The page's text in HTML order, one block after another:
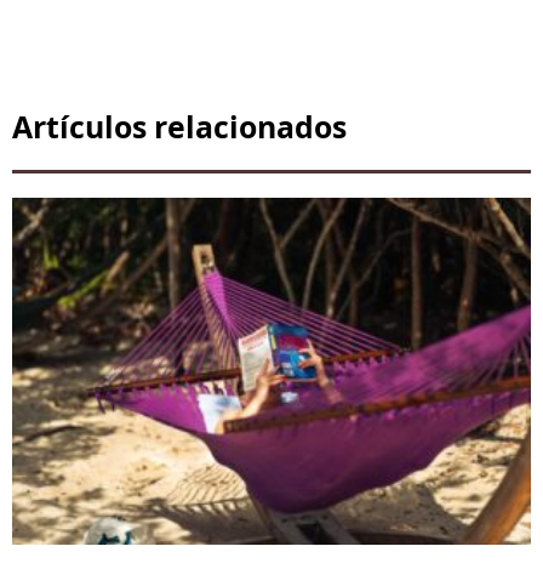
Artículos relacionados